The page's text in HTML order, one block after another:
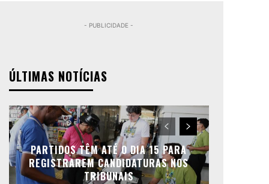
- PUBLICIDADE -
ÚLTIMAS NOTÍCIAS
PARTIDOS TÊM ATÉ O DIA 15 PARA
REGISTRAREM CANDIDATURAS NOS
TRIBUNAIS